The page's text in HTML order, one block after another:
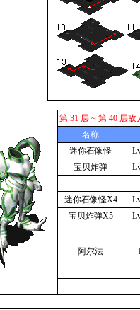
第 31 层 ~ 第 40 层敌
名称
迷你石像怪
宝贝炸弹
迷你石像怪X4
宝贝炸弹X5
阿尔法